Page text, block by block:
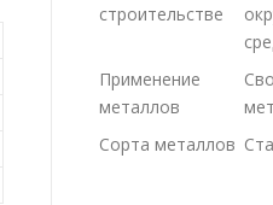
строительстве
Применение
металлов
Сорта металлов